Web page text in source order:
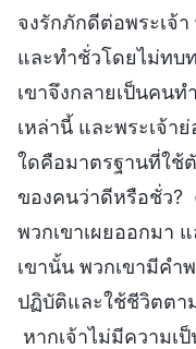
จงรักภักดีต่อพระเจ้
และทำชั่วโดยไม่ทบ
เขาจึงกลายเป็นคน
เหล่านี้ และพระเจ้า
ใดคือมาตรฐานที่ใช้
ของคนว่าดีหรือชั่ว?
พวกเขาเผยออกมา
เขานั้น พวกเขามีคำ
ปฏิบัติและใช้ชีวิตตา
หากเจ้าไม่มีความเ